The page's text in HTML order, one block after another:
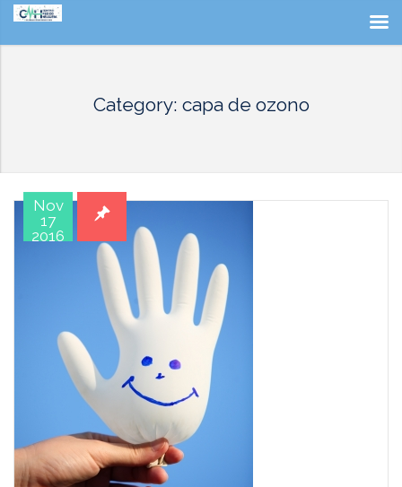
Category: capa de ozono
Nov
17
2016